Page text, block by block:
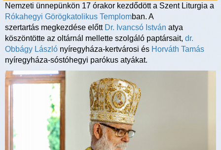
Nemzeti ünnepünkön 17 órakor kezdődött a Szent Liturgia a
Rókahegyi Görögkatolikus Templomban. A
szertartás megkezdése előtt Dr. Ivancsó István atya
köszöntötte az oltárnál mellette szolgáló paptársait, dr.
Obbágy László nyíregyháza-kertvárosi és Horváth Tamás
nyíregyháza-sóstóhegyi parókus atyákat.